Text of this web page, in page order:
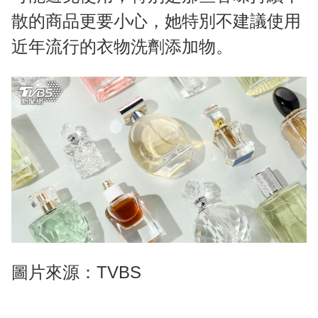
散的商品更要小心，她特別不建議使用
近年流行的衣物洗劑添加物。
圖片來源：TVBS